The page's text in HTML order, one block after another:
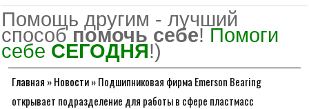
Помощь другим - лучший
способ помочь себе! Помоги
себе СЕГОДНЯ!)
Главная »Новости»Подшипниковая фирма Emerson Bearing
открывает подразделение для работы в сфере пластмасс